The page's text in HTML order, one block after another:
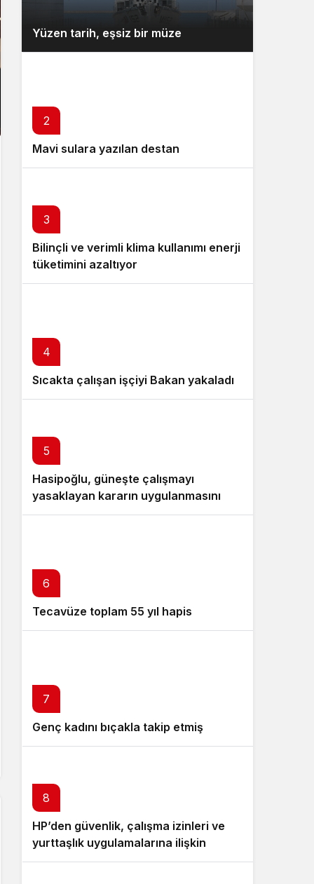
Yüzen tarih, eşsiz bir müze
2
Mavi sulara yazılan destan
3
Bilinçli ve verimli klima kullanımı enerji
tüketimini azaltıyor
4
Sıcakta çalışan işçiyi Bakan yakaladı
5
Hasipoğlu, güneşte çalışmayı
yasaklayan kararın uygulanmasını
Yeniboğaziçi’nde denetledi
6
Tecavüze toplam 55 yıl hapis
7
Genç kadını bıçakla takip etmiş
8
HP’den güvenlik, çalışma izinleri ve
yurttaşlık uygulamalarına ilişkin
öneriler